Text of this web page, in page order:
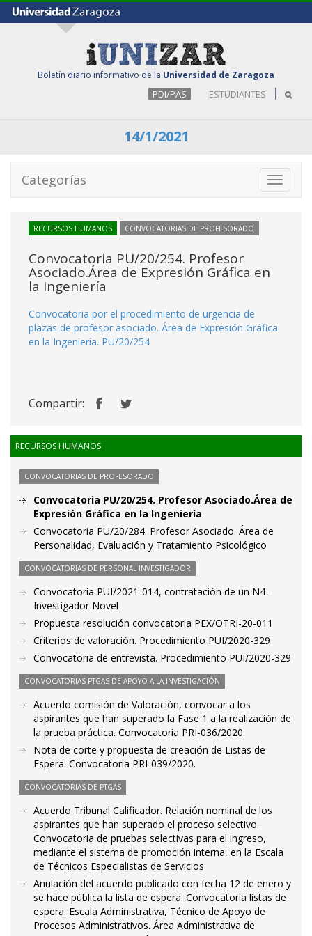
Boletín diario informativo de la Universidad de Zaragoza
PDI/PAS ESTUDIANTES
14/1/2021
Toggle
Categorías
RECURSOS HUMANOS CONVOCATORIAS DE PROFESORADO
Convocatoria PU/20/254. Profesor
Asociado.Área de Expresión Gráfica en
la Ingeniería
Convocatoria por el procedimiento de urgencia de
plazas de profesor asociado. Área de Expresión Gráfica
en la Ingeniería. PU/20/254
Compartir:
RECURSOS HUMANOS
CONVOCATORIAS DE PROFESORADO
Convocatoria PU/20/254. Profesor Asociado.Área de
Expresión Gráfica en la Ingeniería
Convocatoria PU/20/284. Profesor Asociado. Área de
Personalidad, Evaluación y Tratamiento Psicológico
CONVOCATORIAS DE PERSONAL INVESTIGADOR
Convocatoria PUI/2021-014, contratación de un N4-
Investigador Novel
Propuesta resolución convocatoria PEX/OTRI-20-011
Criterios de valoración. Procedimiento PUI/2020-329
Convocatoria de entrevista. Procedimiento PUI/2020-329
CONVOCATORIAS PTGAS DE APOYO A LA INVESTIGACIÓN
Acuerdo comisión de Valoración, convocar a los
aspirantes que han superado la Fase 1 a la realización de
la prueba práctica. Convocatoria PRI-036/2020.
Nota de corte y propuesta de creación de Listas de
Espera. Convocatoria PRI-039/2020.
CONVOCATORIAS DE PTGAS
Acuerdo Tribunal Calificador. Relación nominal de los
aspirantes que han superado el proceso selectivo.
Convocatoria de pruebas selectivas para el ingreso,
mediante el sistema de promoción interna, en la Escala
de Técnicos Especialistas de Servicios
Anulación del acuerdo publicado con fecha 12 de enero y
se hace pública la lista de espera. Convocatoria listas de
espera. Escala Administrativa, Técnico de Apoyo de
Procesos Administrativos. Área Administrativa de